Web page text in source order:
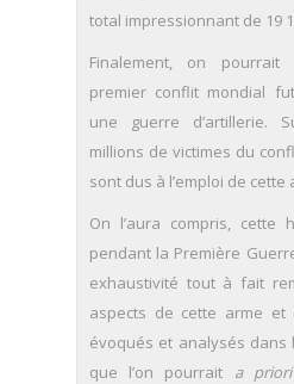
total impressionnant de 19
Finalement, on
premier conflit mondial
une guerre d’artillerie.
millions de victimes du
sont dus à l’emploi de cette
On l’aura compris, cette
pendant la Première
exhaustivité tout à fait
aspects de cette arme
évoqués et analysés dans
que l’on pourrait a priori